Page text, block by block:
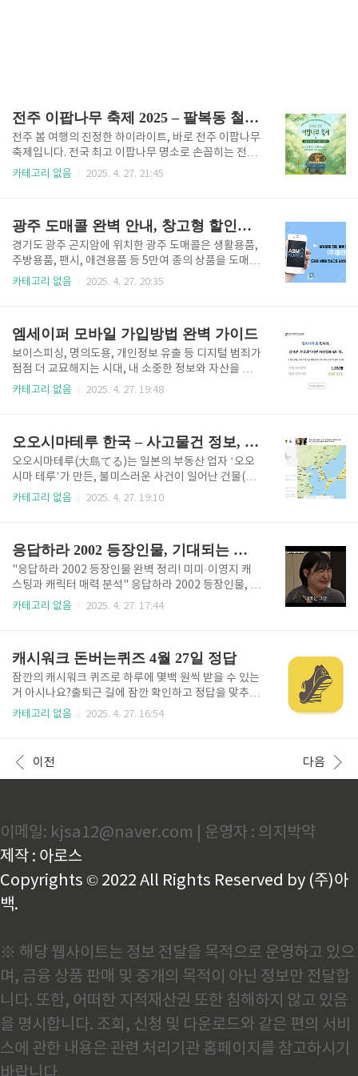
전주 이팝나무 축제 2025 – 팔복동 철길 위 하얀 꽃비, 봄날의 인생샷 명소
전주 봄 여행의 진정한 하이라이트, 바로 전주 이팝나무
축제입니다. 전국 최고 이팝나무 명소로 손꼽히는 전주
팔복동 이팝나무 철길에서만 만날 수 있는 특별한 꽃길
팁까지 한 번에 안내합니다. 전주 이팝나무 축제 기본정
보 - 축제 기간: 2025년 5월 3일(토) ~ 5월 6일(화), 오
전 10시 ~ 오후 9시 - 장소: 전북 전주시 덕진구 구렛들
1길 46 (팔복동1가), 북전주선(기린대로~신복로) 및
팔복예술공장 일원 - 운영시간: - 주간(10:00~18:00):
카테고리 없음 2025. 4. 27. 21:45
광주 도매콜 완벽 안내, 창고형 할인매장의 모든 것
경기도 광주 곤지암에 위치한 광주 도매콜은 생활용품,
주방용품, 팬시, 애견용품 등 5만여 종의 상품을 도매가
에 만날 수 있는 대규모 창고형 할인매장입니다. 사업자
광주 돈키호테라는 별칭으로 불릴 만큼 다양한 상품과
저렴한 가격, 그리고 압도적인 규모로 많은 이들의 사랑
을 받고 있습니다. 광주 도매콜의 위치와 기본 정보 - 주
소: 경기도 광주시 곤지암읍 경충대로101번길 17 - 운
영시간: 월~토 오전 10시 ~ 오후 7시 (주말, 공휴일 휴
카테고리 없음 2025. 4. 27. 20:35
엠세이퍼 모바일 가입방법 완벽 가이드
보이스피싱, 명의도용, 개인정보 유출 등 디지털 범죄가
점점 더 교묘해지는 시대, 내 소중한 정보와 자산을 지
키기 위한 첫걸음은 바로 엠세이퍼 모바일 가입입니다.
세이퍼 모바일은 이동전화, 무선인터넷, 유선전화, 초
고속인터넷, 인터넷전화, 유료방송 등 다양한 통신 서비
스에 내 명의로 신규 가입 또는 명의변경이 발생할 때,
해당 사실을 본인 명의의 휴대폰 SMS로 실시간 안내해
주는 명의도용 방지 서비스입니다. 이 서비스는 방송통
다. ..
카테고리 없음 2025. 4. 27. 19:48
오오시마테루 한국 – 사고물건 정보, 사용법, 그리고 주의사항
오오시마테루(大島てる)는 일본의 부동산 업자 ‘오오
시마 테루’가 만든, 불미스러운 사건이 일어난 건물(사
고물건, 事故物件)의 정보를 지도 위에 표시해주는 웹
‘오오시마테루 한국’ 키워드로 검색하는 사람들이 늘고
있으며, 일본 부동산이나 심령·미스터리, 혹은 이사와
관련된 정보에 관심이 많은 이들에게 큰 화제가 되고 있
습니다. 오오시마테루 사용하기 오오시마테루의 특징
및 기능 - 지도 기반 시각화 사이트에 접속하면 구글맵
카테고리 없음 2025. 4. 27. 19:10
응답하라 2002 등장인물, 기대되는 캐스팅과 매력 포인트
"응답하라 2002 등장인물 완벽 정리! 미미·이영지 캐
스팅과 캐릭터 매력 분석" 응답하라 2002 등장인물, 누
가 주인공이 될까?tvN의 레전드 시리즈 ‘응답하라’가 2
폭발적으로 늘고 있습니다. 최종 캐스팅 보기 등장인물
라인업: 미미, 이영지, 이은지, 안유진 현재까지 공개된
‘응답하라 2002’의 주요 등장인물 후보는 다음과 같습
니다. - 미미(오마이걸) 신원호 PD가 "딕션이 좋고 개
성 있다"며 직접 캐스팅을 확정한 주인공입니다. 미미
로 강렬한 인상을 남겼고..
카테고리 없음 2025. 4. 27. 17:44
캐시워크 돈버는퀴즈 4월 27일 정답
잠깐의 캐시워크 퀴즈로 하루에 몇백 원씩 받을 수 있는
거 아시나요?출퇴근 길에 잠깐 확인하고 정답을 맞추면
한달에 고정적으로 나가는 커피값은 벌수 있습니다. 그
인하고 적립할 수 있도록 4월 27일 문제와 정답을 한번
에 정리해놓았습니다. 누락된 퀴즈도 계속 업데이트 예
성분으로 매일 피부관리가 가능한 호랑이비누가 0000
원 모공 축소빵꾸솝, 저자극 필링젤, 약산성 폼클렌징까
지 특별한 가격에 만나보세요. 후기 꼭 읽어보세요. 빈
칸에 들..
카테고리 없음 2025. 4. 27. 16:54
이전 다음
이메일: kjsa12@naver.com | 운영자 : 의지박약
제작 : 아로스
Copyrights © 2022 All Rights Reserved by (주)아
백.
※ 해당 웹사이트는 정보 전달을 목적으로 운영하고 있으
며, 금융 상품 판매 및 중개의 목적이 아닌 정보만 전달합
니다. 또한, 어떠한 지적재산권 또한 침해하지 않고 있음
을 명시합니다. 조회, 신청 및 다운로드와 같은 편의 서비
스에 관한 내용은 관련 처리기관 홈페이지를 참고하시기